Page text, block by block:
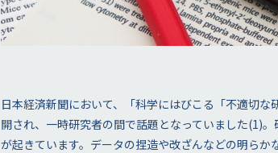
日本経済新聞において、「科学にはびこる「不適切
開され、一時研究者の間で話題となっていました(1)
が起きています。データの捏造や改ざんなどの明ら